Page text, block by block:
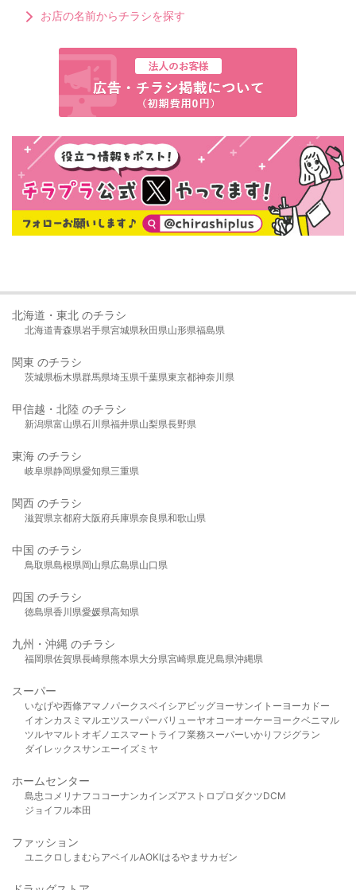
お店の名前からチラシを探す
北海道・東北 のチラシ
北海道青森県岩手県宮城県秋田県山形県福島県
関東 のチラシ
茨城県栃木県群馬県埼玉県千葉県東京都神奈川県
甲信越・北陸 のチラシ
新潟県富山県石川県福井県山梨県長野県
東海 のチラシ
岐阜県静岡県愛知県三重県
関西 のチラシ
滋賀県京都府大阪府兵庫県奈良県和歌山県
中国 のチラシ
鳥取県島根県岡山県広島県山口県
四国 のチラシ
徳島県香川県愛媛県高知県
九州・沖縄 のチラシ
福岡県佐賀県長崎県熊本県大分県宮崎県鹿児島県沖縄県
スーパー
いなげや西條アマノパークスベイシア ビッグヨーサンイトーヨーカドー
イオンカスミ マルエツスーパーバリューヤオコーオーケー ヨークベニマル
ツルヤマルト オギノ エスマート ライフ業務スーパーいかり フジグラン
ダイレックスサンエーイズミヤ
ホームセンター
島忠 コメリ ナフコ コーナンカインズアストロプロダクツDCM
ジョイフル本田
ファッション
ユニクロ しまむら アベイルAOKIはるやま サカゼン